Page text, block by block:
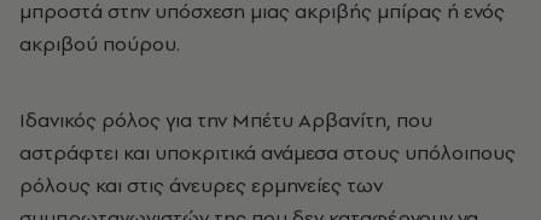
μπροστά στην υπόσχεση μιας ακριβής μπίρας ή ενός
ακριβού πούρου.
Ιδανικός ρόλος για την Μπέτυ Αρβανίτη, που
αστράφτει και υποκριτικά ανάμεσα στους υπόλοιπους
ρόλους και στις άνευρες ερμηνείες των